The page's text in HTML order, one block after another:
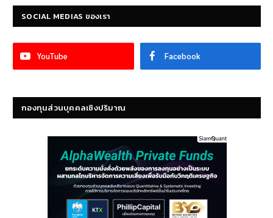
SOCIAL MEDIAS ของเรา
YouTube Facebook
กองทุนส่วนบุคคลเชิงปริมาณ